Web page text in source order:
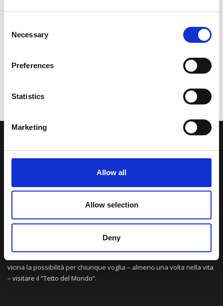
Selection
Necessary
Preferences
Statistics
Marketing
Allow all
Allow selection
Deny
Una comunità di appassionati della cultura tibetana che hanno
avuto modo di viaggiare e conoscere questa meravigliosa regione.
paesaggi e la sua gente è capace di riempire il cuore.
vicina la possibilità per chiunque voglia – almeno una volta nella vita
– visitare il “Tetto del Mondo”.